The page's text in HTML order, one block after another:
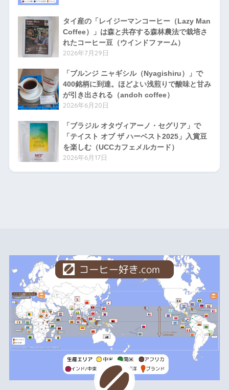
タイ産の「レイジーマンコーヒー（Lazy Man
Coffee）」は森と共存する森林農法で栽培さ
れたコーヒー豆（ウインドファーム）
2026年7月29日
「ブルンジ ニャギシル（Nyagishiru）」で
400銘柄に到達。ほどよい浅煎りで酸味と甘み
が引き出される（andoh coffee）
2026年6月20日
「ブラジル オタヴィアーノ・セグリア」で
「テイスト オブ ザ ハーベスト2025」入賞豆
を楽しむ（UCCカフェメルカード）
2026年6月17日